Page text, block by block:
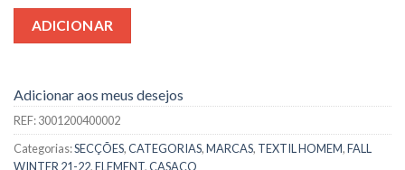
ADICIONAR
Adicionar aos meus desejos
REF:3001200400002
Categorias:SECÇÕES,CATEGORIAS,MARCAS, TEXTIL HOMEM,FALL
WINTER 21-22,ELEMENT,CASACO